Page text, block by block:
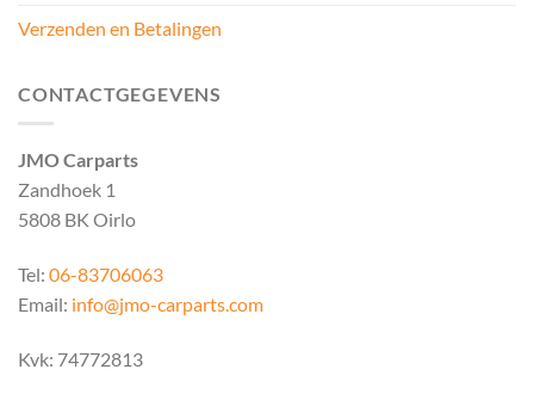
Verzenden en Betalingen
CONTACTGEGEVENS
JMO Carparts
Zandhoek 1
5808 BK Oirlo
Tel: 06-83706063
Email: info@jmo-carparts.com
Kvk: 74772813